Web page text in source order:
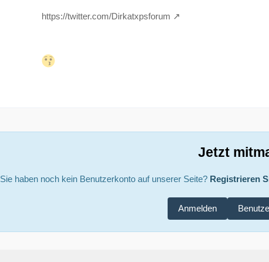
https://twitter.com/Dirkatxpsforum
Jetzt
Sie haben noch kein Benutzerkonto auf unserer Seite? Registrieren
Anmelden